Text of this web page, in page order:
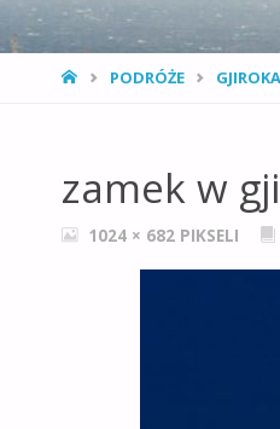
STRONA
PODRÓŻE
zamek w
PEŁNY1024 × 682 PIKSELI